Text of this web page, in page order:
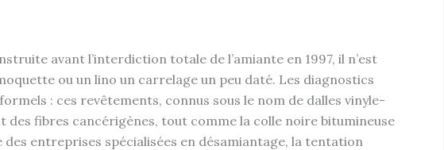
avant l’interdiction totale de l’amiante en 1997, il n’est
ou un lino un carrelage un peu daté. Les diagnostics
: ces revêtements, connus sous le nom de dalles vinyle-
des fibres cancérigènes, tout comme la colle noire bitumineuse
des entreprises spécialisées en désamiantage, la tentation